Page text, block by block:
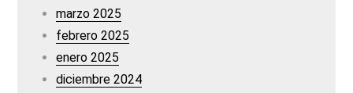
marzo 2025
febrero 2025
enero 2025
diciembre 2024